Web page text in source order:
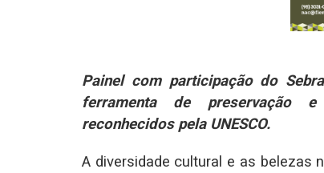
Painel com participação do
ferramenta de preservação e
reconhecidos pela UNESCO.
A diversidade cultural e as belezas